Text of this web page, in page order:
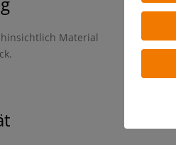
Material